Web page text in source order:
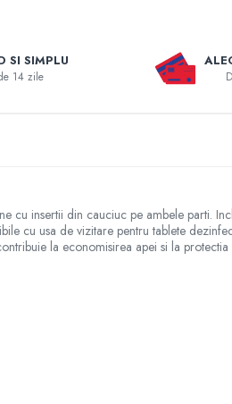
SI SIMPLU
14 zile
cu insertii din cauciuc pe ambele parti.
cu usa de vizitare pentru tablete
la economisirea apei si la protectia